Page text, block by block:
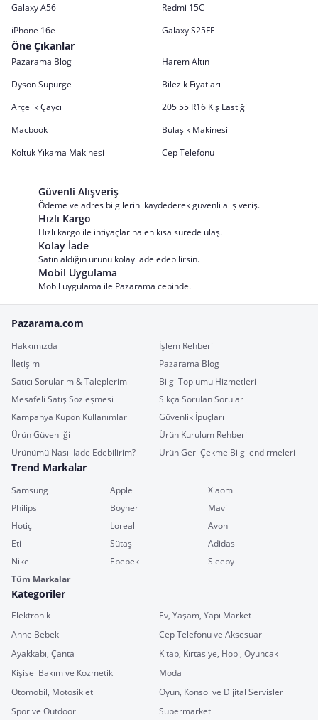
Galaxy A56
Redmi 15C
iPhone 16e
Galaxy S25FE
Öne Çıkanlar
Pazarama Blog
Harem Altın
Dyson Süpürge
Bilezik Fiyatları
Arçelik Çaycı
205 55 R16 Kış Lastiği
Macbook
Bulaşık Makinesi
Koltuk Yıkama Makinesi
Cep Telefonu
Güvenli Alışveriş
Ödeme ve adres bilgilerini kaydederek güvenli alış veriş.
Hızlı Kargo
Hızlı kargo ile ihtiyaçlarına en kısa sürede ulaş.
Kolay İade
Satın aldığın ürünü kolay iade edebilirsin.
Mobil Uygulama
Mobil uygulama ile Pazarama cebinde.
Pazarama.com
Hakkımızda
İşlem Rehberi
İletişim
Pazarama Blog
Satıcı Sorularım & Taleplerim
Bilgi Toplumu Hizmetleri
Mesafeli Satış Sözleşmesi
Sıkça Sorulan Sorular
Kampanya Kupon Kullanımları
Güvenlik İpuçları
Ürün Güvenliği
Ürün Kurulum Rehberi
Ürünümü Nasıl İade Edebilirim?
Ürün Geri Çekme Bilgilendirmeleri
Trend Markalar
Samsung Apple
Xiaomi
Philips
Boyner
Mavi
Hotiç
Loreal
Avon
Eti
Sütaş
Adidas
Nike
Ebebek
Sleepy
Tüm Markalar
Kategoriler
Elektronik
Ev, Yaşam, Yapı Market
Anne Bebek
Cep Telefonu ve Aksesuar
Ayakkabı, Çanta
Kitap, Kırtasiye, Hobi, Oyuncak
Kişisel Bakım ve Kozmetik
Moda
Otomobil, Motosiklet
Oyun, Konsol ve Dijital Servisler
Spor ve Outdoor
Süpermarket